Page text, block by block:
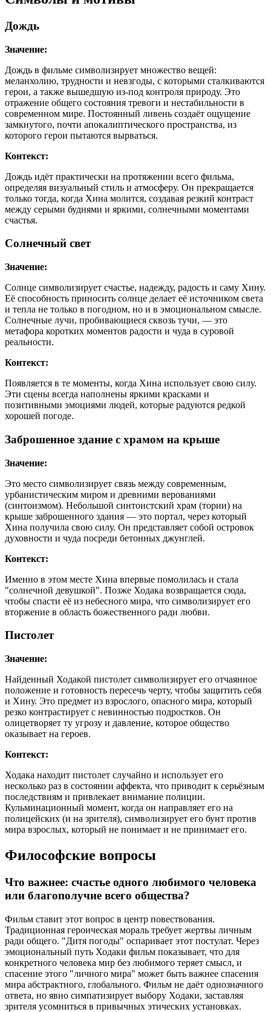
Дождь
Значение:
Дождь в фильме символизирует множество вещей:
меланхолию, трудности и невзгоды, с которыми сталкиваются
герои, а также вышедшую из-под контроля природу. Это
отражение общего состояния тревоги и нестабильности в
современном мире. Постоянный ливень создаёт ощущение
замкнутого, почти апокалиптического пространства, из
которого герои пытаются вырваться.
Контекст:
Дождь идёт практически на протяжении всего фильма,
определяя визуальный стиль и атмосферу. Он прекращается
только тогда, когда Хина молится, создавая резкий контраст
между серыми буднями и яркими, солнечными моментами
счастья.
Солнечный свет
Значение:
Солнце символизирует счастье, надежду, радость и саму Хину.
Её способность приносить солнце делает её источником света
и тепла не только в погодном, но и в эмоциональном смысле.
Солнечные лучи, пробивающиеся сквозь тучи, — это
метафора коротких моментов радости и чуда в суровой
реальности.
Контекст:
Появляется в те моменты, когда Хина использует свою силу.
Эти сцены всегда наполнены яркими красками и
позитивными эмоциями людей, которые радуются редкой
хорошей погоде.
Заброшенное здание с храмом на крыше
Значение:
Это место символизирует связь между современным,
урбанистическим миром и древними верованиями
(синтоизмом). Небольшой синтоистский храм (тории) на
крыше заброшенного здания — это портал, через который
Хина получила свою силу. Он представляет собой островок
духовности и чуда посреди бетонных джунглей.
Контекст:
Именно в этом месте Хина впервые помолилась и стала
"солнечной девушкой". Позже Ходака возвращается сюда,
чтобы спасти её из небесного мира, что символизирует его
вторжение в область божественного ради любви.
Пистолет
Значение:
Найденный Ходакой пистолет символизирует его отчаянное
положение и готовность пересечь черту, чтобы защитить себя
и Хину. Это предмет из взрослого, опасного мира, который
резко контрастирует с невинностью подростков. Он
олицетворяет ту угрозу и давление, которое общество
оказывает на героев.
Контекст:
Ходака находит пистолет случайно и использует его
несколько раз в состоянии аффекта, что приводит к серьёзным
последствиям и привлекает внимание полиции.
Кульминационный момент, когда он направляет его на
полицейских (и на зрителя), символизирует его бунт против
мира взрослых, который не понимает и не принимает его.
Философские вопросы
Что важнее: счастье одного любимого человека
или благополучие всего общества?
Фильм ставит этот вопрос в центр повествования.
Традиционная героическая мораль требует жертвы личным
ради общего. "Дитя погоды" оспаривает этот постулат. Через
эмоциональный путь Ходаки фильм показывает, что для
конкретного человека мир без любимого теряет смысл, и
спасение этого "личного мира" может быть важнее спасения
мира абстрактного, глобального. Фильм не даёт однозначного
ответа, но явно симпатизирует выбору Ходаки, заставляя
зрителя усомниться в привычных этических установках.